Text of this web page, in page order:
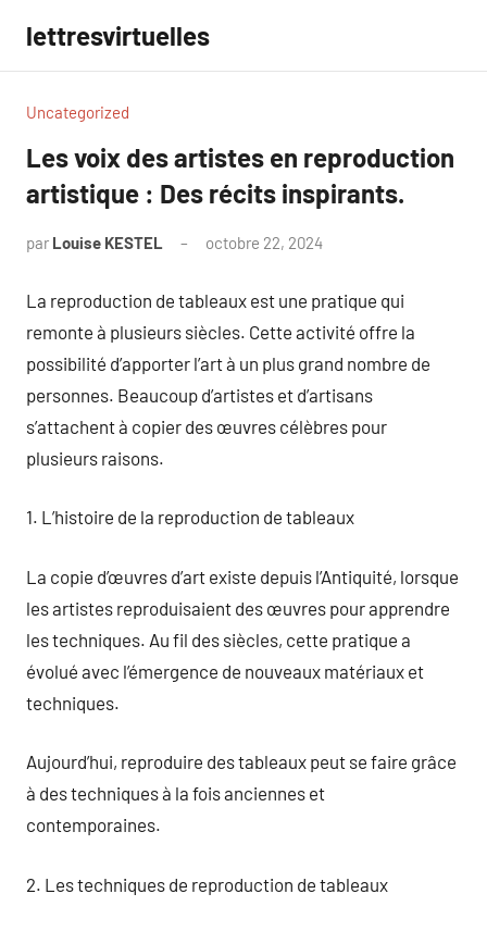
contenu
lettresvirtuelles
Uncategorized
Les voix des artistes en reproduction
artistique : Des récits inspirants.
par Louise KESTEL octobre 22, 2024
La reproduction de tableaux est une pratique qui
remonte à plusieurs siècles. Cette activité offre la
possibilité d’apporter l’art à un plus grand nombre de
personnes. Beaucoup d’artistes et d’artisans
s’attachent à copier des œuvres célèbres pour
plusieurs raisons.
1. L’histoire de la reproduction de tableaux
La copie d’œuvres d’art existe depuis l’Antiquité, lorsque
les artistes reproduisaient des œuvres pour apprendre
les techniques. Au fil des siècles, cette pratique a
évolué avec l’émergence de nouveaux matériaux et
techniques.
Aujourd’hui, reproduire des tableaux peut se faire grâce
à des techniques à la fois anciennes et
contemporaines.
2. Les techniques de reproduction de tableaux